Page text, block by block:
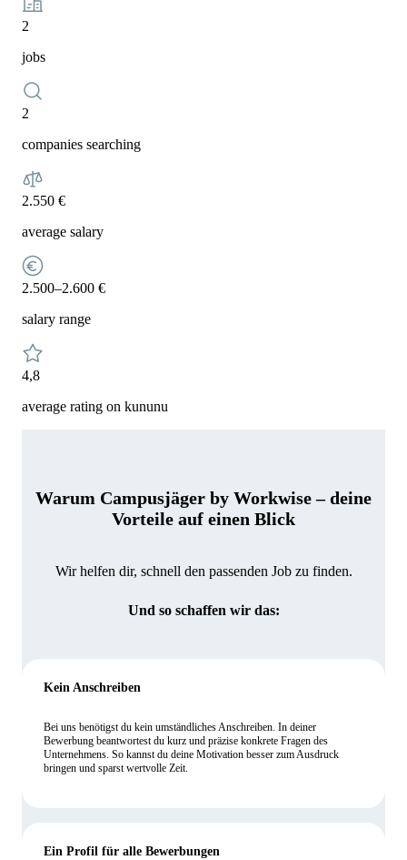
2
jobs
2
companies searching
2.550 €
average salary
2.500–2.600 €
salary range
4,8
average rating on kununu
Warum Campusjäger by Workwise – deine
Vorteile auf einen Blick
Wir helfen dir, schnell den passenden Job zu finden.
Und so schaffen wir das:
Kein Anschreiben
Bei uns benötigst du kein umständliches Anschreiben. In deiner
Bewerbung beantwortest du kurz und präzise konkrete Fragen des
Unternehmens. So kannst du deine Motivation besser zum Ausdruck
bringen und sparst wertvolle Zeit.
Ein Profil für alle Bewerbungen